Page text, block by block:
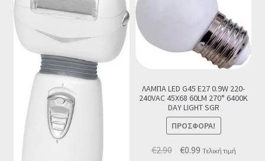
ΛΑΜΠΑ LED G45 E27 0.9W 220-
240VAC 45X68 60LM 270° 6400K
DAY LIGHT SGR
ΠΡΟΣΦΟΡΆ!
€2.90 Original
€0.99ΗΤελική τιμή